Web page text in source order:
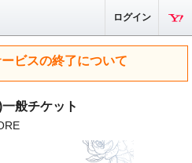
ログイン
ビスの終了について
般チケット